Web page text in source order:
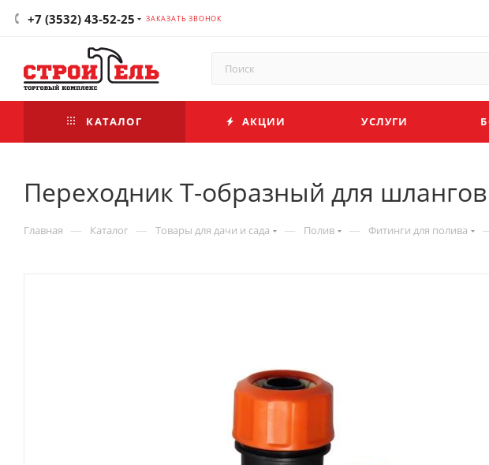
+7 (3532) 43-52-25 ЗАКАЗАТЬ ЗВОНОК
КАТАЛОГ АКЦИИ УСЛУГИ
Переходник Т-образный для
Главная — Каталог — Товары для дачи и сада — Полив — Фитинги для полива